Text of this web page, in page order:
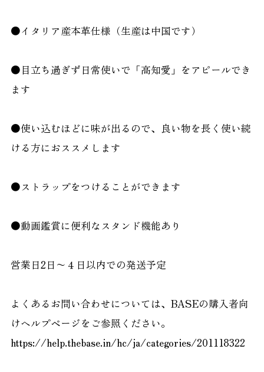
●イタリア産本革仕様（生産は中国です）
●目立ち過ぎず日常使いで「高知愛」をアピールでき
ます
●使い込むほどに味が出るので、良い物を長く使い続
ける方におススメします
●ストラップをつけることができます
●動画鑑賞に便利なスタンド機能あり
営業日2日〜４日以内での発送予定
よくあるお問い合わせについては、BASEの購入者向
けヘルプページをご参照ください。
https://help.thebase.in/hc/ja/categories/201118322